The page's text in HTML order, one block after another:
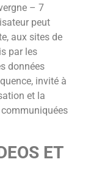
– 7
peut
aux sites de
par les
données
invité à
et la
ET